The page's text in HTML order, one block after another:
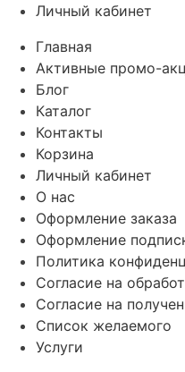
Личный кабинет
Главная
Активные промо-
Блог
Каталог
Контакты
Корзина
Личный кабинет
О нас
Оформление заказа
Оформление
Политика
Согласие на
Согласие на
Список желаемого
Услуги